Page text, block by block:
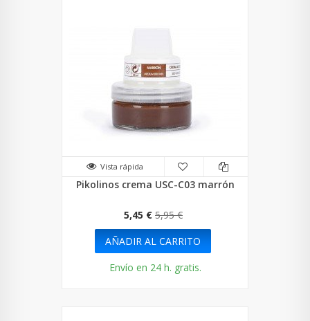
Vista rápida
Pikolinos crema USC-C03 marrón
5,45 € 5,95 €
AÑADIR AL CARRITO
Envío en 24 h. gratis.